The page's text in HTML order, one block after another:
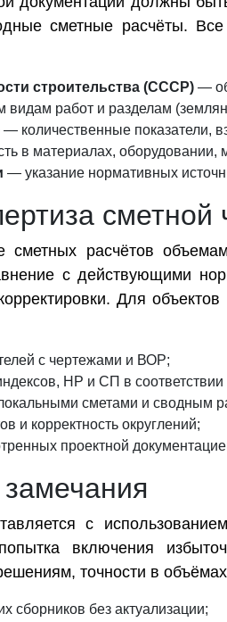
сметные расчёты.
строительства (СССР) —
работ и разделам
— количественные показатели,
в материалах, оборудовании,
— указание нормативных
сметной
сметных расчётов
с действующими
Для
с чертежами и ВОР;
НР и СП в
сметами и сводным
и корректность округлений;
проектной
с
включения
точности в
сборников без актуализации;